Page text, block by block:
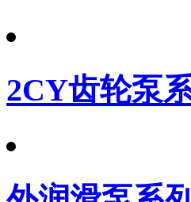
2CY齿轮泵